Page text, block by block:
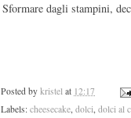
Sformare dagli stampini,
Posted by kristel at 12:17
Labels: cheesecake, dolci, dolci al